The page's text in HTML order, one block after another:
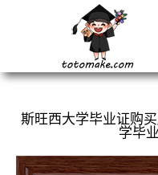
斯旺西大学毕业证购
学毕